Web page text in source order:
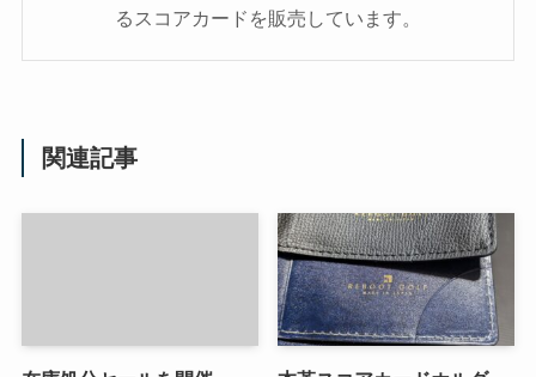
るスコアカードを販売しています。
関連記事